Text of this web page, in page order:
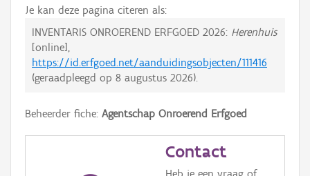
Je kan deze pagina citeren als:
INVENTARIS ONROEREND ERFGOED 2026: Herenhuis
[online],
https://id.erfgoed.net/aanduidingsobjecten/111416
(geraadpleegd op 8 augustus 2026).
Beheerder fiche: Agentschap Onroerend Erfgoed
Contact